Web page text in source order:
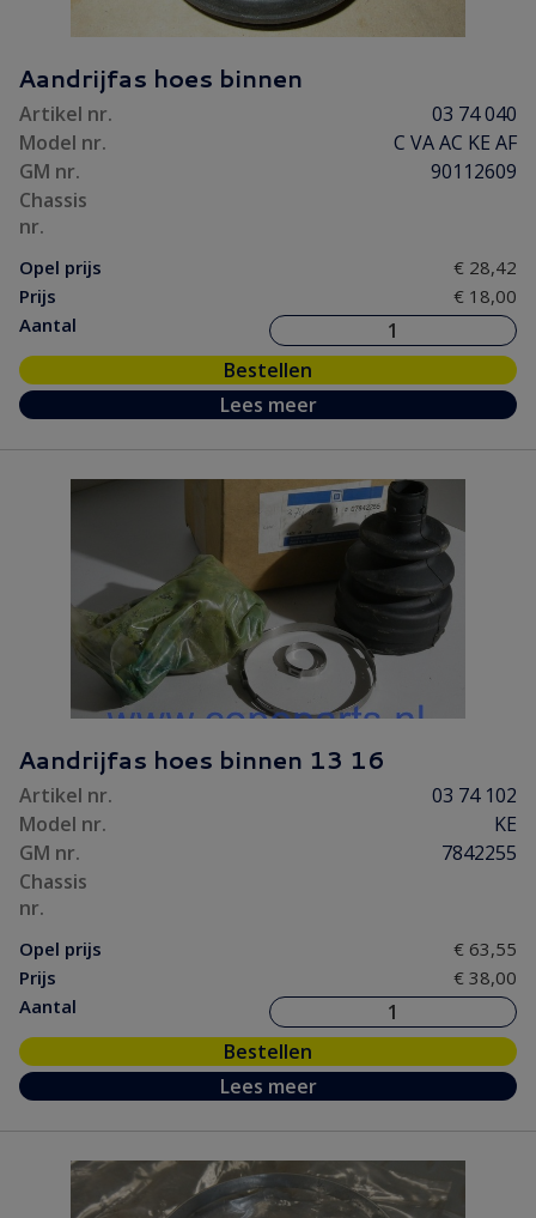
Aandrijfas hoes binnen
Artikel nr.
03 74 040
Model nr.
C VA AC KE AF
GM nr.
90112609
Chassis
nr.
Opel prijs
€ 28,42
Prijs
€ 18,00
Aantal
Bestellen
Lees meer
Aandrijfas hoes binnen 13 16
Artikel nr.
03 74 102
Model nr.
KE
GM nr.
7842255
Chassis
nr.
Opel prijs
€ 63,55
Prijs
€ 38,00
Aantal
Bestellen
Lees meer